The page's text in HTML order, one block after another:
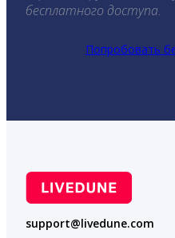
бесплатного доступа.
Попробовать
support@livedune.com